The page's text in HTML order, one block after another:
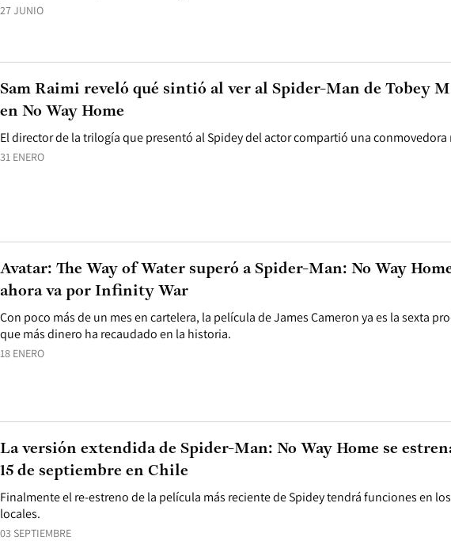
27 JUNIO
31 ENERO
El director de la trilogía que presentó al Spidey del actor compartió una conmovedora
Sam Raimi reveló qué sintió al ver al Spider-Man de Tobey
en No Way Home
18 ENERO
Con poco más de un mes en cartelera, la película de James Cameron ya es la sexta
que más dinero ha recaudado en la historia.
Avatar: The Way of Water superó a Spider-Man: No Way
ahora va por Infinity War
03 SEPTIEMBRE
Finalmente el re-estreno de la película más reciente de Spidey tendrá funciones en
locales.
La versión extendida de Spider-Man: No Way Home se
15 de septiembre en Chile